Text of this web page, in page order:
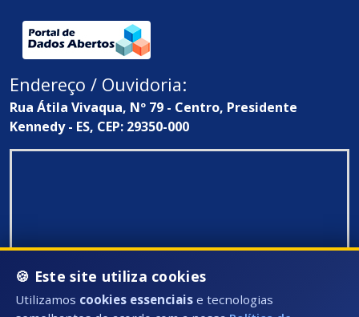
Endereço / Ouvidoria:
Rua Átila Vivaqua, Nº 79 - Centro, Presidente
Kennedy - ES, CEP: 29350-000
🍪 Este site utiliza cookies
Utilizamos cookies essenciais e tecnologias